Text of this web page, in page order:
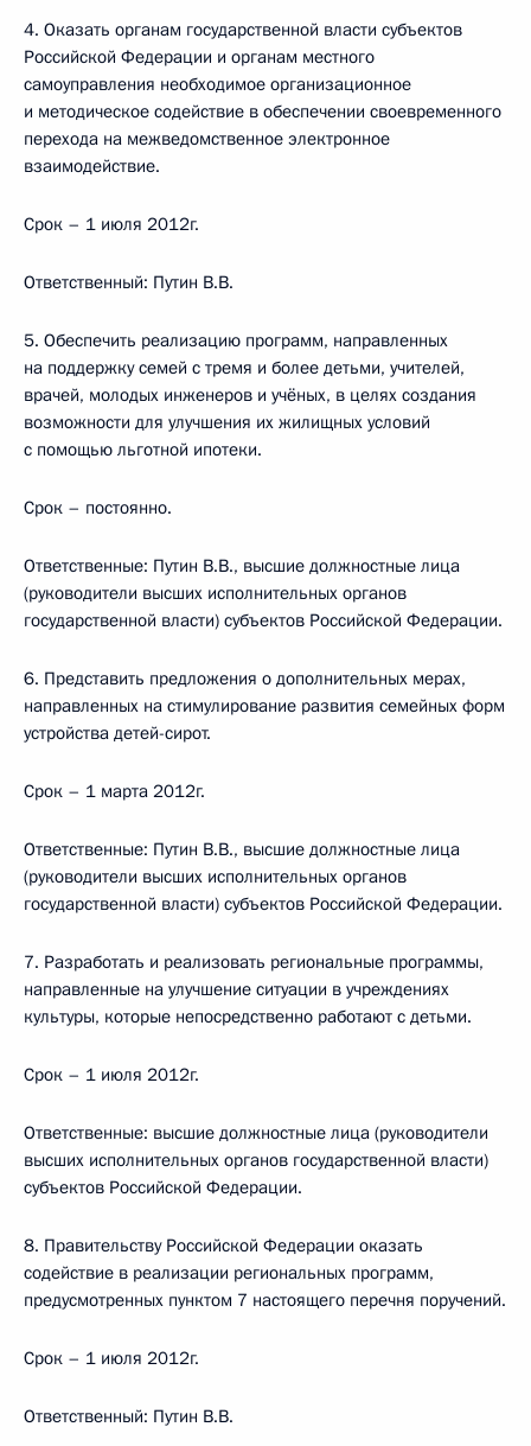
4. Оказать органам государственной власти субъектов
Российской Федерации и органам местного
самоуправления необходимое организационное
и методическое содействие в обеспечении своевременного
перехода на межведомственное электронное
взаимодействие.
Срок – 1 июля 2012г.
Ответственный: Путин В.В.
5. Обеспечить реализацию программ, направленных
на поддержку семей с тремя и более детьми, учителей,
врачей, молодых инженеров и учёных, в целях создания
возможности для улучшения их жилищных условий
с помощью льготной ипотеки.
Срок – постоянно.
Ответственные: Путин В.В., высшие должностные лица
(руководители высших исполнительных органов
государственной власти) субъектов Российской Федерации.
6. Представить предложения о дополнительных мерах,
направленных на стимулирование развития семейных форм
устройства детей-сирот.
Срок – 1 марта 2012г.
Ответственные: Путин В.В., высшие должностные лица
(руководители высших исполнительных органов
государственной власти) субъектов Российской Федерации.
7. Разработать и реализовать региональные программы,
направленные на улучшение ситуации в учреждениях
культуры, которые непосредственно работают с детьми.
Срок – 1 июля 2012г.
Ответственные: высшие должностные лица (руководители
высших исполнительных органов государственной власти)
субъектов Российской Федерации.
8. Правительству Российской Федерации оказать
содействие в реализации региональных программ,
предусмотренных пунктом 7 настоящего перечня поручений.
Срок – 1 июля 2012г.
Ответственный: Путин В.В.